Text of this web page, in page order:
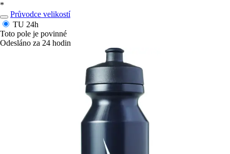
*
Průvodce velikostí
TU 24h
Toto pole je povinné
Odesláno za 24 hodin